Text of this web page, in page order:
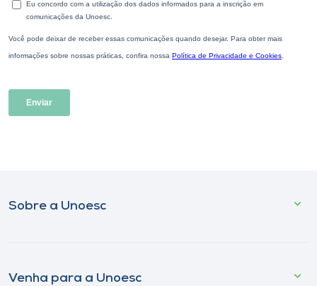
Sobre a Unoesc
Venha para a Unoesc